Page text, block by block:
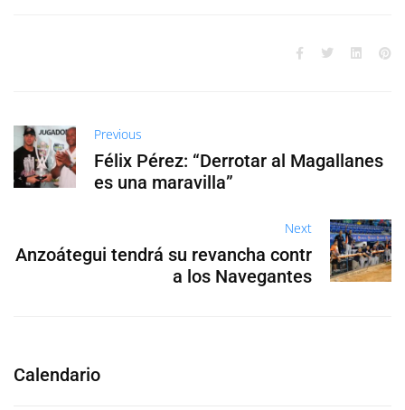
Previous
Félix Pérez: “Derrotar al Magallanes
es una maravilla”
Next
Anzoátegui tendrá su revancha contr
a los Navegantes
Calendario